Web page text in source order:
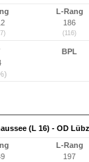
L-Rang
186
(116)
BPL
(L 16) - OD
L-Rang
197